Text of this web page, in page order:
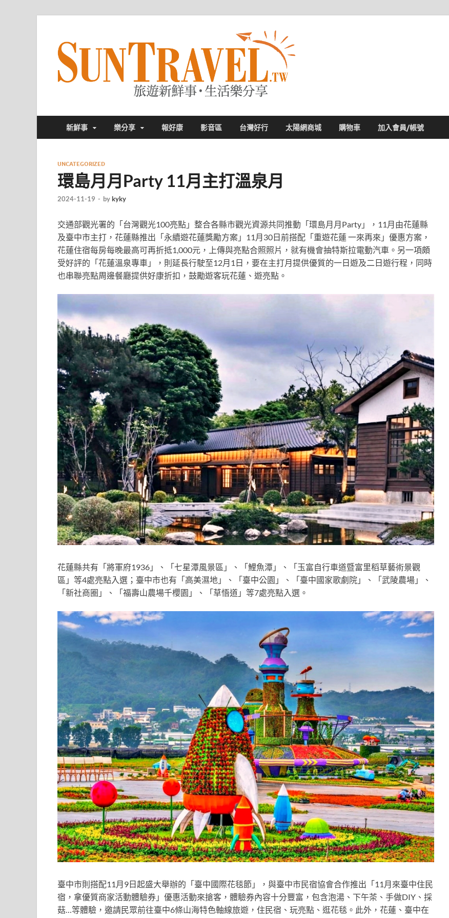
新鮮事 樂分享 報好康 影音區 台灣好行 太陽網商城 購物車 加入會員/帳號
UNCATEGORIZED
環島月月Party 11月主打溫泉月
2024-11-19 - bykyky
交通部觀光署的「台灣觀光100亮點」整合各縣市觀光資源共同推動「環島月月Party」，11月由花蓮縣
及臺中市主打，花蓮縣推出「永續遊花蓮獎勵方案」11月30日前搭配「重遊花蓮 一來再來」優惠方案，
花蓮住宿每房每晚最高可再折抵1,000元，上傳與亮點合照照片，就有機會抽特斯拉電動汽車。另一項頗
受好評的「花蓮溫泉專車」，則延長行駛至12月1日，要在主打月提供優質的一日遊及二日遊行程，同時
也串聯亮點周邊餐廳提供好康折扣，鼓勵遊客玩花蓮、遊亮點。
花蓮縣共有「將軍府1936」、「七星潭風景區」、「鯉魚潭」、「玉富自行車道暨富里稻草藝術景觀
區」等4處亮點入選；臺中市也有「高美濕地」、「臺中公園」、「臺中國家歌劇院」、「武陵農場」、
「新社商圈」、「福壽山農場千櫻園」、「草悟道」等7處亮點入選。
臺中市則搭配11月9日起盛大舉辦的「臺中國際花毯節」，與臺中市民宿協會合作推出「11月來臺中住民
宿，拿優質商家活動體驗券」優惠活動來搶客，體驗券內容十分豐富，包含泡湯、下午茶、手做DIY、採
菇…等體驗，邀請民眾前往臺中6條山海特色軸線旅遊，住民宿、玩亮點、逛花毯。此外，花蓮、臺中在